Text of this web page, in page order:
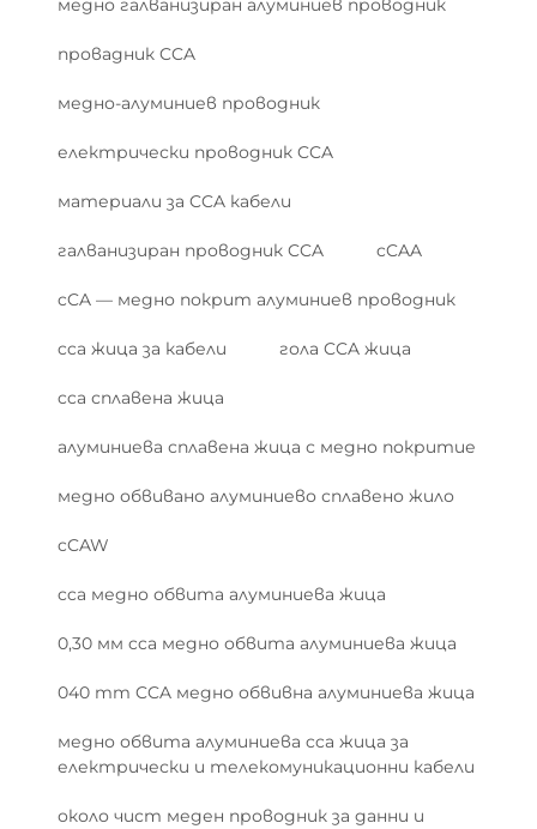
медно галванизиран алуминиев проводник
провадник CCA
медно-алуминиев проводник
електрически проводник CCA
материали за CCA кабели
галванизиран проводник CCA cCAA
cCA — медно покрит алуминиев проводник
cca жица за кабели гола CCA жица
cca сплавена жица
алуминиева сплавена жица с медно покритие
медно обвивано алуминиево сплавено жило
cCAW
cca медно обвита алуминиева жица
0,30 мм cca медно обвита алуминиева жица
040 mm CCA медно обвивна алуминиева жица
медно обвита алуминиева cca жица за
електрически и телекомуникационни кабели
около чист меден проводник за данни и